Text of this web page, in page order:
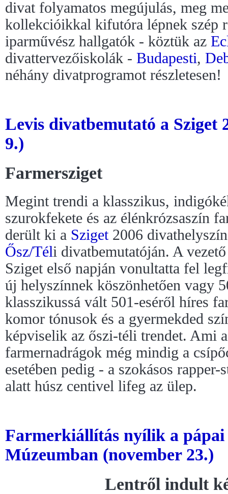
divat folyamatos megújulás, meg
kollekcióikkal kifutóra lépnek szép
iparművész hallgatók - köztük az
divattervezőiskolák - Budapesti,
néhány divatprogramot részletesen!
Levis divatbemutató a Sziget
9.)
Farmersziget
Megint trendi a klasszikus,
szurokfekete és az élénkrózsaszín
derült ki a Sziget2006
Ősz/Téli divatbemutatóján. A
Sziget első napján vonultatta fel
új helyszínnek köszönhetően vagy
klasszikussá vált 501-eséről híres
komor tónusok és a gyermekded
képviselik az őszi-téli trendet. Ami
farmernadrágok még mindig a
esetében pedig - a szokásos
alatt húsz centivel lifeg az ülep.
Farmerkiállítás nyílik a pápai
Múzeumban (november 23.)
Lentről indult